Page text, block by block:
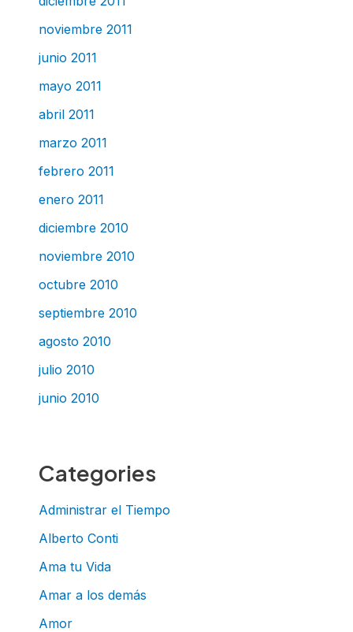
noviembre 2011
junio 2011
mayo 2011
abril 2011
marzo 2011
febrero 2011
enero 2011
diciembre 2010
noviembre 2010
octubre 2010
septiembre 2010
agosto 2010
julio 2010
junio 2010
Categories
Administrar el Tiempo
Alberto Conti
Ama tu Vida
Amar a los demás
Amor